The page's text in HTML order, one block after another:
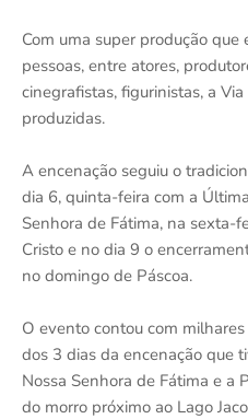
Com uma super produção
pessoas, entre atores,
cinegrafistas, figurinistas, a
produzidas.
A encenação seguiu o
dia 6, quinta-feira com a
Senhora de Fátima, na sexta-
Cristo e no dia 9 o
no domingo de Páscoa.
O evento contou com
dos 3 dias da encenação que
Nossa Senhora de Fátima e a
do morro próximo ao Lago